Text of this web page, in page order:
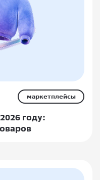
маркетплейсы
году: